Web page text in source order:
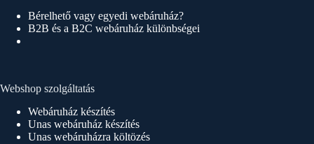
Bérelhető vagy egyedi webáruház?
B2B és a B2C webáruház különbségei
Webshop szolgáltatás
Webáruház készítés
Unas webáruház készítés
Unas webáruházra költözés